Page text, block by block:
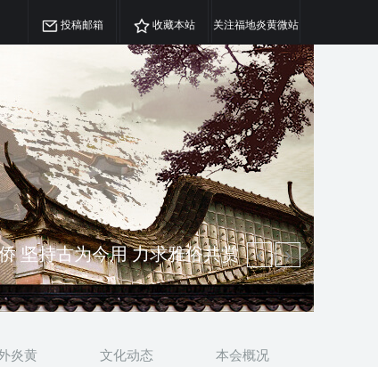
投稿邮箱 收藏本站 关注福地炎黄微站
介绍民族瑰宝 宣传中华精英
坚持古为今用 力求雅俗共赏
炎黄 文化动态 本会概况